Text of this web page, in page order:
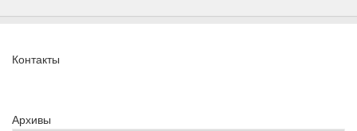
Контакты
Архивы